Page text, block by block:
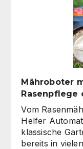
Mähroboter
Rasenpflege
Vom
Helfer
klassische
bereits in